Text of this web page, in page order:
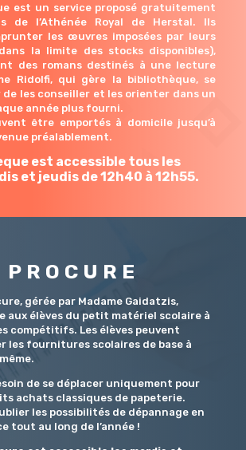
est un service proposé gratuitement
de l’Athénée Royal de Herstal. Ils
les œuvres imposées par leurs
la limite des stocks disponibles),
des romans destinés à une lecture
Ridolfi, qui gère la bibliothèque, se
les conseiller et les orienter dans un
année plus fourni.
être emportés à domicile jusqu’à
préalablement.
est accessible tous les
et jeudis de 12h40 à 12h55.
gérée par Madame Gaidatzis,
aux élèves du petit matériel scolaire à
compétitifs. Les élèves peuvent
les fournitures scolaires de base à
de se déplacer uniquement pour
achats classiques de papeterie.
les possibilités de dépannage en
tout au long de l’année !